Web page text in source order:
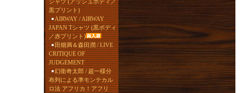
シャツ (アッシュボディ／
黒プリント)
AIRWAY / AIRWAY
JAPAN Tシャツ (黒ボディ
／赤プリント)
田畑満＆森田潤 / LIVE
CRITIQUE OF
JUDGEMENT
幻衛奇太郎 / 超一様分
布列による準モンテカル
ロ法 アフリカ！アフリ